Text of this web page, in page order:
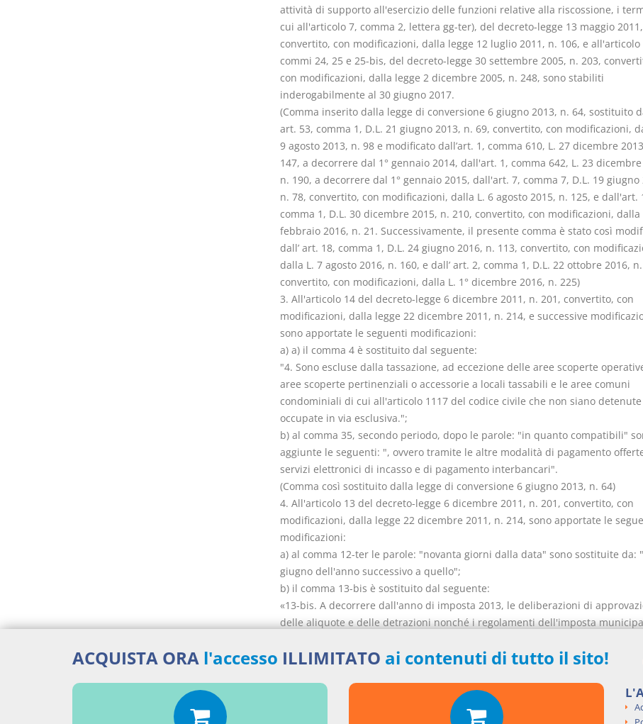
attività di supporto all'esercizio delle funzioni relative alla riscossione, i
cui all'articolo 7, comma 2, lettera gg-ter), del decreto-legge 13 maggio
convertito, con modificazioni, dalla legge 12 luglio 2011, n. 106, e all'articolo
commi 24, 25 e 25-bis, del decreto-legge 30 settembre 2005, n. 203,
con modificazioni, dalla legge 2 dicembre 2005, n. 248, sono stabiliti
inderogabilmente al 30 giugno 2017.
(Comma inserito dalla legge di conversione 6 giugno 2013, n. 64, sostituito
art. 53, comma 1, D.L. 21 giugno 2013, n. 69, convertito, con modificazioni,
9 agosto 2013, n. 98 e modificato dall’art. 1, comma 610, L. 27 dicembre
147, a decorrere dal 1° gennaio 2014, dall'art. 1, comma 642, L. 23 dicembre
n. 190, a decorrere dal 1° gennaio 2015, dall'art. 7, comma 7, D.L. 19 giugno
n. 78, convertito, con modificazioni, dalla L. 6 agosto 2015, n. 125, e dall'art.
comma 1, D.L. 30 dicembre 2015, n. 210, convertito, con modificazioni, dalla
febbraio 2016, n. 21. Successivamente, il presente comma è stato così
dall’ art. 18, comma 1, D.L. 24 giugno 2016, n. 113, convertito, con
dalla L. 7 agosto 2016, n. 160, e dall’ art. 2, comma 1, D.L. 22 ottobre 2016,
convertito, con modificazioni, dalla L. 1° dicembre 2016, n. 225)
3. All'articolo 14 del decreto-legge 6 dicembre 2011, n. 201, convertito, con
modificazioni, dalla legge 22 dicembre 2011, n. 214, e successive
sono apportate le seguenti modificazioni:
a) a) il comma 4 è sostituito dal seguente:
"4. Sono escluse dalla tassazione, ad eccezione delle aree scoperte
aree scoperte pertinenziali o accessorie a locali tassabili e le aree comuni
condominiali di cui all'articolo 1117 del codice civile che non siano detenute
occupate in via esclusiva.";
b) al comma 35, secondo periodo, dopo le parole: "in quanto compatibili"
aggiunte le seguenti: ", ovvero tramite le altre modalità di pagamento
servizi elettronici di incasso e di pagamento interbancari".
(Comma così sostituito dalla legge di conversione 6 giugno 2013, n. 64)
4. All'articolo 13 del decreto-legge 6 dicembre 2011, n. 201, convertito, con
modificazioni, dalla legge 22 dicembre 2011, n. 214, sono apportate le
modificazioni:
a) al comma 12-ter le parole: "novanta giorni dalla data" sono sostituite da:
giugno dell'anno successivo a quello";
b) il comma 13-bis è sostituito dal seguente:
«13-bis. A decorrere dall'anno di imposta 2013, le deliberazioni di
delle aliquote e delle detrazioni nonché i regolamenti dell'imposta
inserimento del testo degli stessi nell'apposita sezione del Portale del
decreto legislativo 28 settembre 1998, n. 360, e successive modificazioni. I
sono, altresì, tenuti ad inserire nella suddetta sezione gli elementi
ACQUISTA ORA l'accesso ILLIMITATO ai contenuti di tutto il sito!